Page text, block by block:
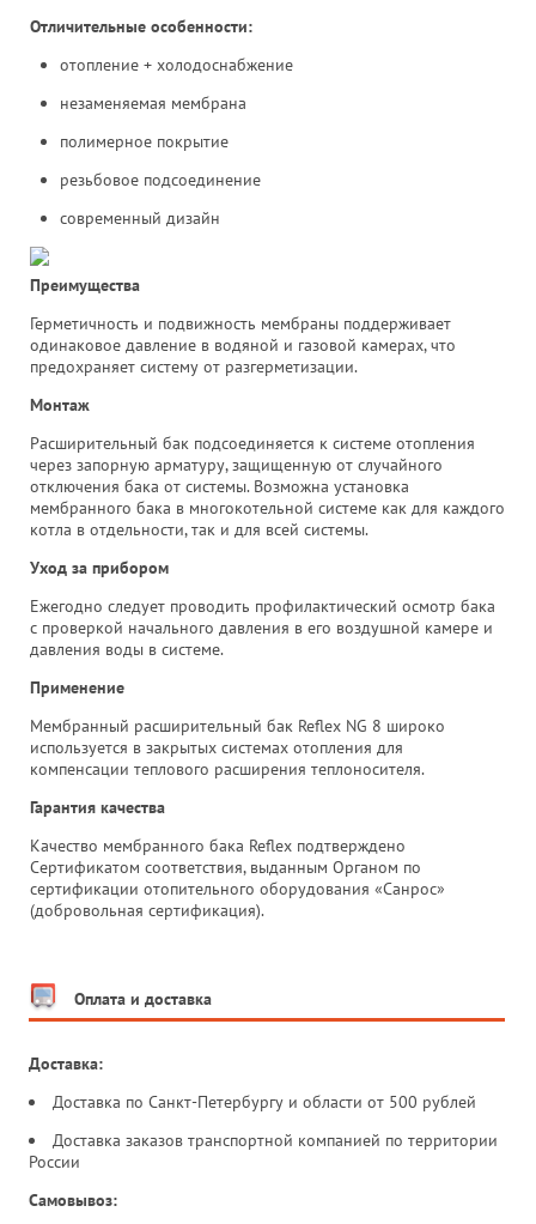
Отличительные особенности:
отопление + холодоснабжение
незаменяемая мембрана
полимерное покрытие
резьбовое подсоединение
современный дизайн
Преимущества
Герметичность и подвижность мембраны поддерживает
одинаковое давление в водяной и газовой камерах, что
предохраняет систему от разгерметизации.
Монтаж
Расширительный бак подсоединяется к системе отопления
через запорную арматуру, защищенную от случайного
отключения бака от системы. Возможна установка
мембранного бака в многокотельной системе как для каждого
котла в отдельности, так и для всей системы.
Уход за прибором
Ежегодно следует проводить профилактический осмотр бака
с проверкой начального давления в его воздушной камере и
давления воды в системе.
Применение
Мембранный расширительный бак Reflex NG 8 широко
используется в закрытых системах отопления для
компенсации теплового расширения теплоносителя.
Гарантия качества
Качество мембранного бака Reflex подтверждено
Сертификатом соответствия, выданным Органом по
сертификации отопительного оборудования «Санрос»
(добровольная сертификация).
Оплата и доставка
Доставка:
Доставка по Санкт-Петербургу и области от 500 рублей
Доставка заказов транспортной компанией по территории
России
Самовывоз: